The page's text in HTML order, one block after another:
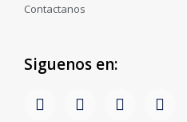
Contactanos
Siguenos en: